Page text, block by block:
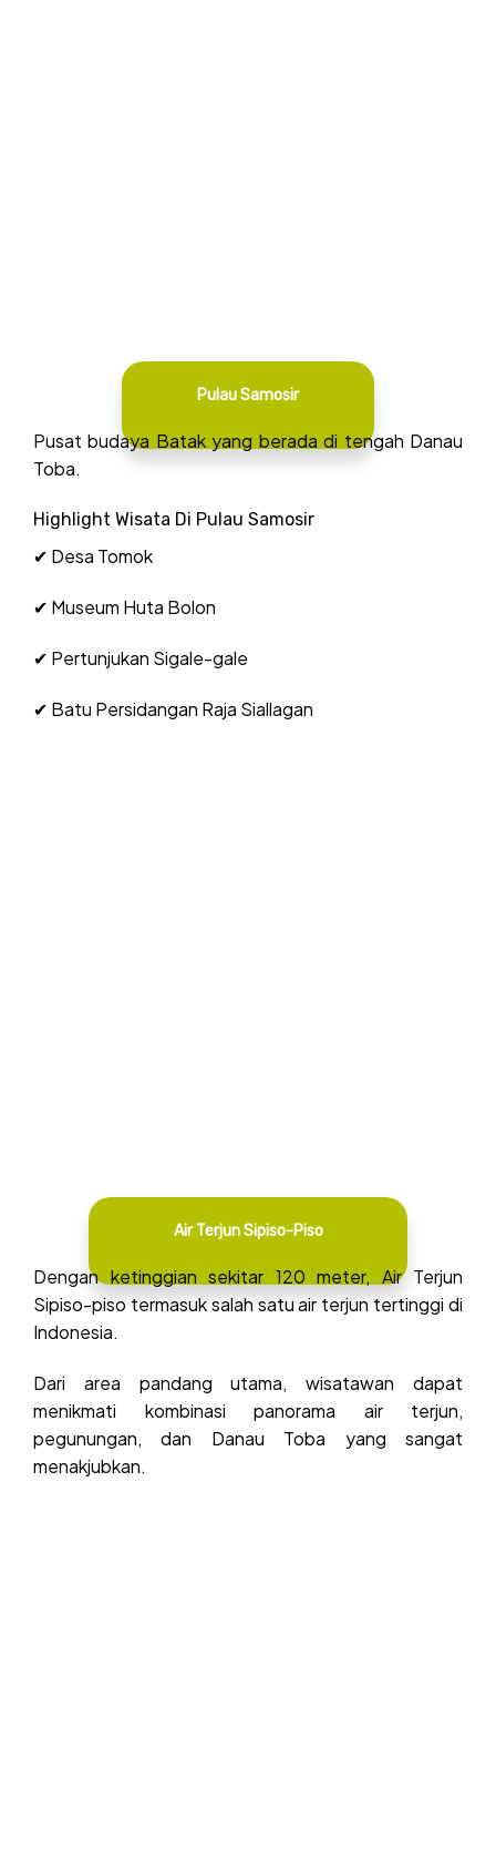
Pulau Samosir
Pusat budaya Batak yang berada di tengah Danau
Toba.
Highlight Wisata Di Pulau Samosir
✔ Desa Tomok
✔ Museum Huta Bolon
✔ Pertunjukan Sigale-gale
✔ Batu Persidangan Raja Siallagan
Air Terjun Sipiso-Piso
Dengan ketinggian sekitar 120 meter, Air Terjun
Sipiso-piso termasuk salah satu air terjun tertinggi di
Indonesia.
Dari area pandang utama, wisatawan dapat
menikmati kombinasi panorama air terjun,
pegunungan, dan Danau Toba yang sangat
menakjubkan.